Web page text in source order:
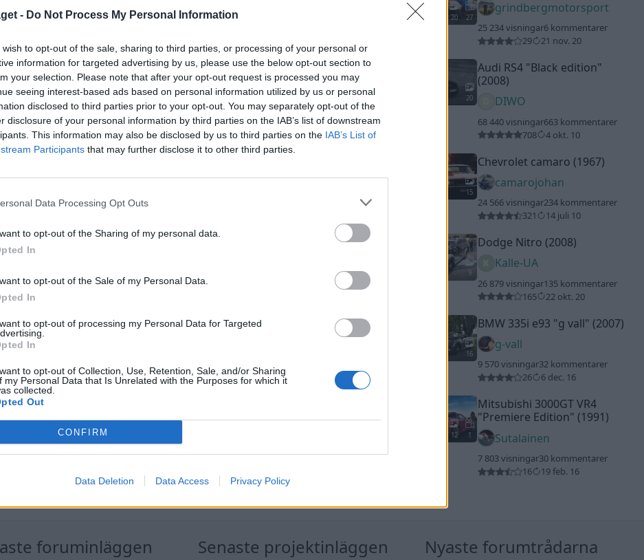
- Do Not Process My Personal Information
wish to opt-out of the sale, sharing to third parties, or processing of your personal or
information for targeted advertising by us, please use the below opt-out section to
your selection. Please note that after your opt-out request is processed you may
seeing interest-based ads based on personal information utilized by us or personal
disclosed to third parties prior to your opt-out. You may separately opt-out of the
disclosure of your personal information by third parties on the IAB’s list of downstream
This information may also be disclosed by us to third parties on the IAB’s List of
Participants that may further disclose it to other third parties.
Data Processing Opt Outs
to opt-out of the Sharing of my personal data.
In
to opt-out of the Sale of my Personal Data.
In
to opt-out of processing my Personal Data for Targeted
In
to opt-out of Collection, Use, Retention, Sale, and/or Sharing
my Personal Data that Is Unrelated with the Purposes for which it
collected.
Out
CONFIRM
Data Deletion Data Access Privacy Policy
20 27
grindbergmotorsport
25 234 visningar6 kommentarer
29
21 nov. 20
20
Audi RS4 "Black edition"
(2008)
DIWO
68 440 visningar663 kommentarer
708
4 okt. 10
15
Chevrolet camaro (1967)
camarojohan
24 566 visningar234 kommentarer
321
14 juli 10
9
Dodge Nitro (2008)
Kalle-UA
26 879 visningar135 kommentarer
165
22 okt. 20
16
BMW 335i e93 "g vall" (2007)
g-vall
9 570 visningar32 kommentarer
26
6 dec. 16
12 1
Mitsubishi 3000GT VR4
"Premiere Edition" (1991)
Sutalainen
7 803 visningar30 kommentarer
16
19 feb. 16
foruminläggen Senaste projektinläggen Nyaste forumtrådarna